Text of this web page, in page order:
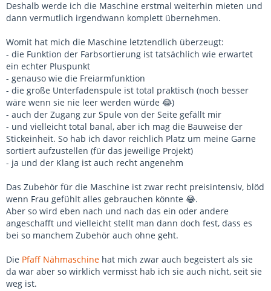
Deshalb werde ich die Maschine erstmal weiterhin mieten und
dann vermutlich irgendwann komplett übernehmen.
Womit hat mich die Maschine letztendlich überzeugt:
- die Funktion der Farbsortierung ist tatsächlich wie erwartet
ein echter Pluspunkt
- genauso wie die Freiarmfunktion
- die große Unterfadenspule ist total praktisch (noch besser
wäre wenn sie nie leer werden würde 😂)
- auch der Zugang zur Spule von der Seite gefällt mir
- und vielleicht total banal, aber ich mag die Bauweise der
Stickeinheit. So hab ich davor reichlich Platz um meine Garne
sortiert aufzustellen (für das jeweilige Projekt)
- ja und der Klang ist auch recht angenehm
Das Zubehör für die Maschine ist zwar recht preisintensiv, blöd
wenn Frau gefühlt alles gebrauchen könnte 😂.
Aber so wird eben nach und nach das ein oder andere
angeschafft und vielleicht stellt man dann doch fest, dass es
bei so manchem Zubehör auch ohne geht.
Die Pfaff Nähmaschine hat mich zwar auch begeistert als sie
da war aber so wirklich vermisst hab ich sie auch nicht, seit sie
weg ist.